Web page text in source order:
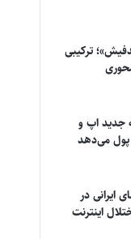
ترکیبی
جدید اپ و
می‌دهد
ایرانی در
روز با اختلال اینترنت